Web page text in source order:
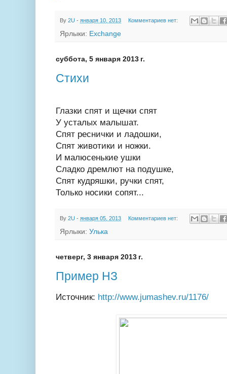
By 2U - января 10, 2013 Комментариев нет:
Ярлыки: Exchange
суббота, 5 января 2013 г.
Стихи
Глазки спят и щечки спят
У усталых малышат.
Спят реснички и ладошки,
Спят животики и ножки.
И малюсенькие ушки
Сладко дремлют на подушке,
Спят кудряшки, ручки спят,
Только носики сопят...
By 2U - января 05, 2013 Комментариев нет:
Ярлыки: Улька
четверг, 3 января 2013 г.
Пример НЗ
Источник: http://www.jumashev.ru/1176/